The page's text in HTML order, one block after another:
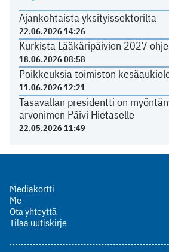
Ajankohtaista yksityissektorilta
22.06.2026 14:26
Kurkista Lääkäripäivien 2027
18.06.2026 08:58
Poikkeuksia toimiston
11.06.2026 12:21
Tasavallan presidentti on
arvonimen Päivi Hietaselle
22.05.2026 11:49
Mediakortti
Me
Ota yhteyttä
Tilaa uutiskirje